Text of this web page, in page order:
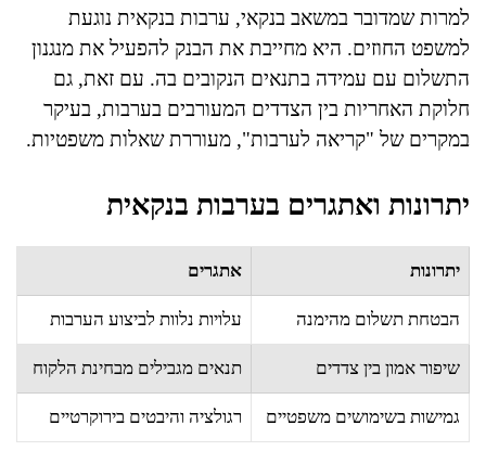
למרות שמדובר במשאב בנקאי, ערבות בנקאית נוגעת
למשפט החוזים. היא מחייבת את הבנק להפעיל את מנגנון
התשלום עם עמידה בתנאים הנקובים בה. עם זאת, גם
חלוקת האחריות בין הצדדים המעורבים בערבות, בעיקר
במקרים של "קריאה לערבות", מעוררת שאלות משפטיות.
יתרונות ואתגרים בערבות בנקאית
יתרונות אתגרים
הבטחת תשלום מהימנה עלויות נלוות לביצוע הערבות
שיפור אמון בין צדדים תנאים מגבילים מבחינת הלקוח
גמישות בשימושים משפטיים רגולציה והיבטים בירוקרטיים